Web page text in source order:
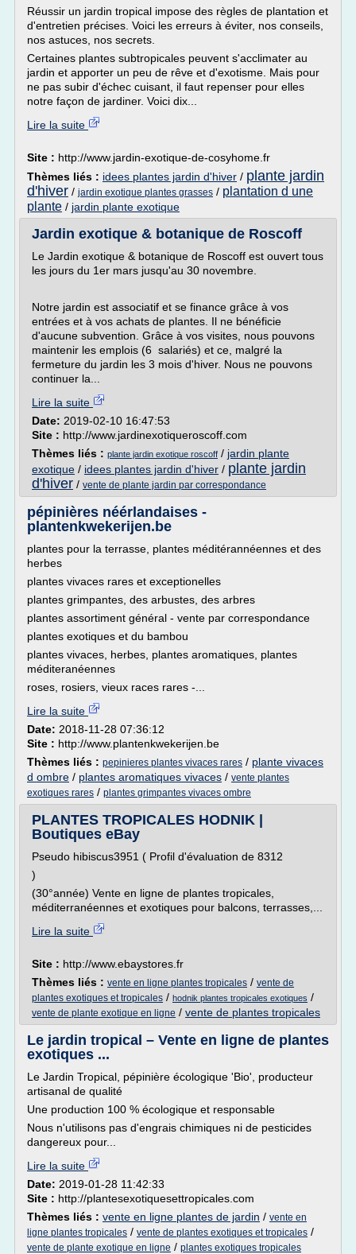
Réussir un jardin tropical impose des règles de plantation et
d'entretien précises. Voici les erreurs à éviter, nos conseils,
nos astuces, nos secrets.
Certaines plantes subtropicales peuvent s'acclimater au
jardin et apporter un peu de rêve et d'exotisme. Mais pour
ne pas subir d'échec cuisant, il faut repenser pour elles
notre façon de jardiner. Voici dix...
Lire la suite
Site : http://www.jardin-exotique-de-cosyhome.fr
Thèmes liés : idees plantes jardin d'hiver / plante jardin
d'hiver / jardin exotique plantes grasses / plantation d une
plante / jardin plante exotique
Jardin exotique & botanique de Roscoff
Le Jardin exotique & botanique de Roscoff est ouvert tous
les jours du 1er mars jusqu'au 30 novembre.
Notre jardin est associatif et se finance grâce à vos
entrées et à vos achats de plantes. Il ne bénéficie
d'aucune subvention. Grâce à vos visites, nous pouvons
maintenir les emplois (6 salariés) et ce, malgré la
fermeture du jardin les 3 mois d'hiver. Nous ne pouvons
continuer la...
Lire la suite
Date: 2019-02-10 16:47:53
Site : http://www.jardinexotiqueroscoff.com
Thèmes liés : plante jardin exotique roscoff / jardin plante
exotique / idees plantes jardin d'hiver / plante jardin
d'hiver / vente de plante jardin par correspondance
pépinières néérlandaises -
plantenkwekerijen.be
plantes pour la terrasse, plantes méditérannéennes et des
herbes
plantes vivaces rares et exceptionelles
plantes grimpantes, des arbustes, des arbres
plantes assortiment général - vente par correspondance
plantes exotiques et du bambou
plantes vivaces, herbes, plantes aromatiques, plantes
méditeranéennes
roses, rosiers, vieux races rares -...
Lire la suite
Date: 2018-11-28 07:36:12
Site : http://www.plantenkwekerijen.be
Thèmes liés : pepinieres plantes vivaces rares / plante vivaces
d ombre / plantes aromatiques vivaces / vente plantes
exotiques rares / plantes grimpantes vivaces ombre
PLANTES TROPICALES HODNIK |
Boutiques eBay
Pseudo hibiscus3951 ( Profil d'évaluation de 8312
)
(30°année) Vente en ligne de plantes tropicales,
méditerranéennes et exotiques pour balcons, terrasses,...
Lire la suite
Site : http://www.ebaystores.fr
Thèmes liés : vente en ligne plantes tropicales / vente de
plantes exotiques et tropicales / hodnik plantes tropicales exotiques /
vente de plante exotique en ligne / vente de plantes tropicales
Le jardin tropical – Vente en ligne de plantes
exotiques ...
Le Jardin Tropical, pépinière écologique 'Bio', producteur
artisanal de qualité
Une production 100 % écologique et responsable
Nous n'utilisons pas d'engrais chimiques ni de pesticides
dangereux pour...
Lire la suite
Date: 2019-01-28 11:42:33
Site : http://plantesexotiquesettropicales.com
Thèmes liés : vente en ligne plantes de jardin / vente en
ligne plantes tropicales / vente de plantes exotiques et tropicales /
vente de plante exotique en ligne / plantes exotiques tropicales